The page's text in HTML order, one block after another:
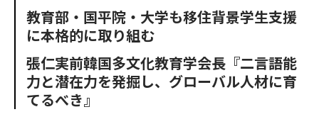
教育部・国平院・大学も移住背景学生支援
に本格的に取り組む
張仁実前韓国多文化教育学会長『二言語能
力と潜在力を発掘し、グローバル人材に育
てるべき』